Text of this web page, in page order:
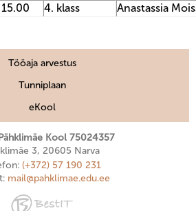
4. klass Anastassia
Tööaja arvestus
Tunniplaan
eKool
Kool 75024357
3, 20605 Narva
(+372) 57 190 231
mail@pahklimae.edu.ee